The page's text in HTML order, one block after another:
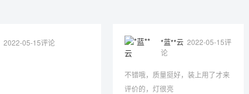
2022-05-15评论 *蓝**云 2022-05-15评
论
不错哦，质量挺好，装上用了才来
评价的，灯很亮